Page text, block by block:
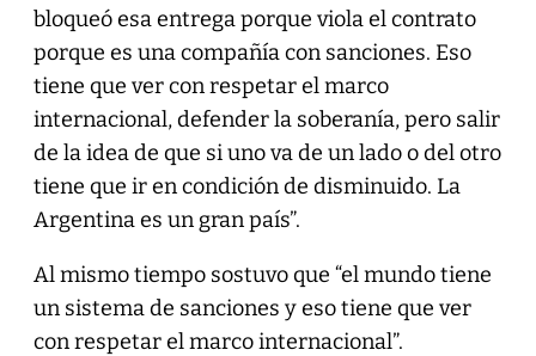
bloqueó esa entrega porque viola el contrato
porque es una compañía con sanciones. Eso
tiene que ver con respetar el marco
internacional, defender la soberanía, pero salir
de la idea de que si uno va de un lado o del otro
tiene que ir en condición de disminuido. La
Argentina es un gran país”.
Al mismo tiempo sostuvo que “el mundo tiene
un sistema de sanciones y eso tiene que ver
con respetar el marco internacional”.